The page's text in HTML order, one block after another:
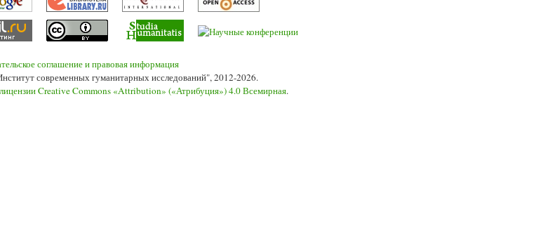
соглашение и правовая информация
современных гуманитарных исследований", 2012-2026.
лицензии Creative Commons «Attribution» («Атрибуция») 4.0 Всемирная.